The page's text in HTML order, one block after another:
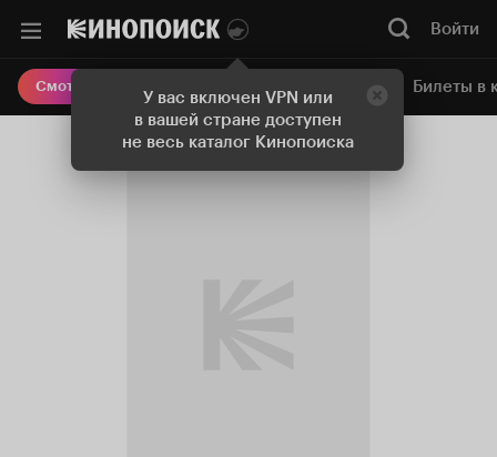
У вас включен VPN или
в вашей стране доступен
не весь каталог Кинопоиска
Войти
Смотреть кино Онлайн-кинотеатр Билеты в